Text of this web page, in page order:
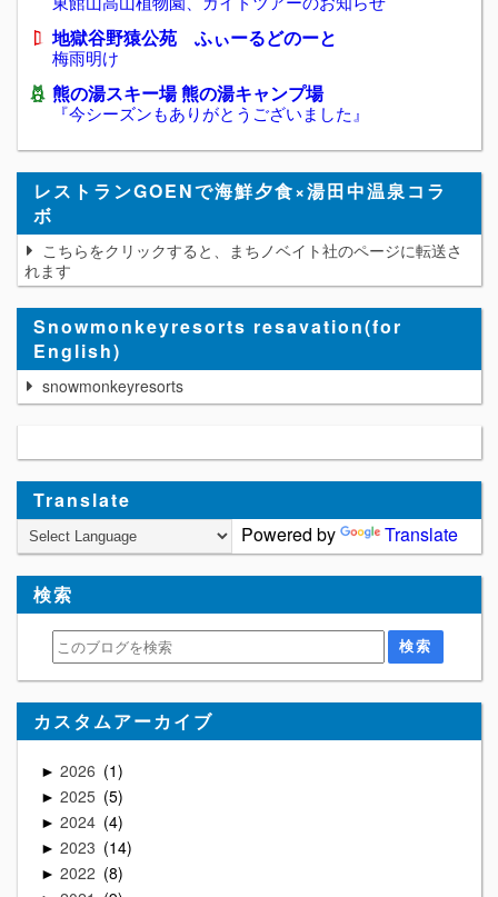
地獄谷野猿公苑 ふぃーるどのーと
梅雨明け
熊の湯スキー場 熊の湯キャンプ場
『今シーズンもありがとうございました』
レストランGOENで海鮮夕食×湯田中温泉コラ
ボ
こちらをクリックすると、まちノベイト社のページに転送さ
れます
Snowmonkeyresorts resavation(for
English)
snowmonkeyresorts
Translate
Powered by
Translate
検索
カスタムアーカイブ
► 2026 1
► 2025 5
► 2024 4
► 2023 14
► 2022 8